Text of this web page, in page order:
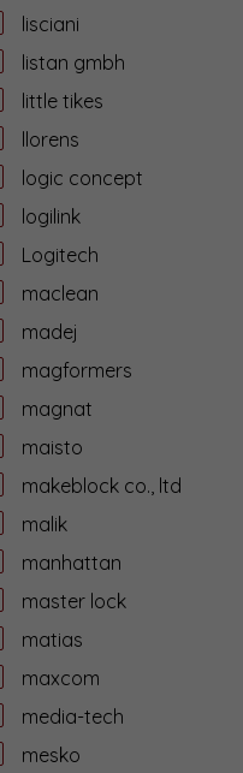
lisciani
listan gmbh
little tikes
llorens
logic concept
logilink
Logitech
maclean
madej
magformers
magnat
maisto
makeblock co., ltd
malik
manhattan
master lock
matias
maxcom
media-tech
mesko